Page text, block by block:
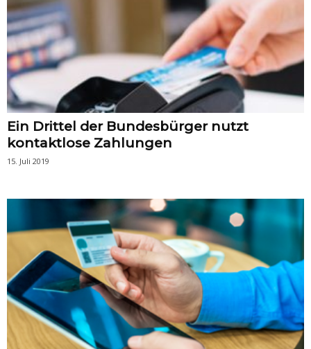
Ein Drittel der Bundesbürger nutzt
kontaktlose Zahlungen
15. Juli 2019